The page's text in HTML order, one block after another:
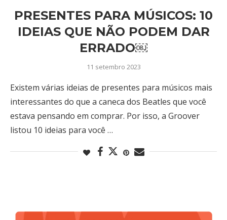
PRESENTES PARA MÚSICOS: 10
IDEIAS QUE NÃO PODEM DAR
ERRADO￼
11 setembro 2023
Existem várias ideias de presentes para músicos mais
interessantes do que a caneca dos Beatles que você
estava pensando em comprar. Por isso, a Groover
listou 10 ideias para você …